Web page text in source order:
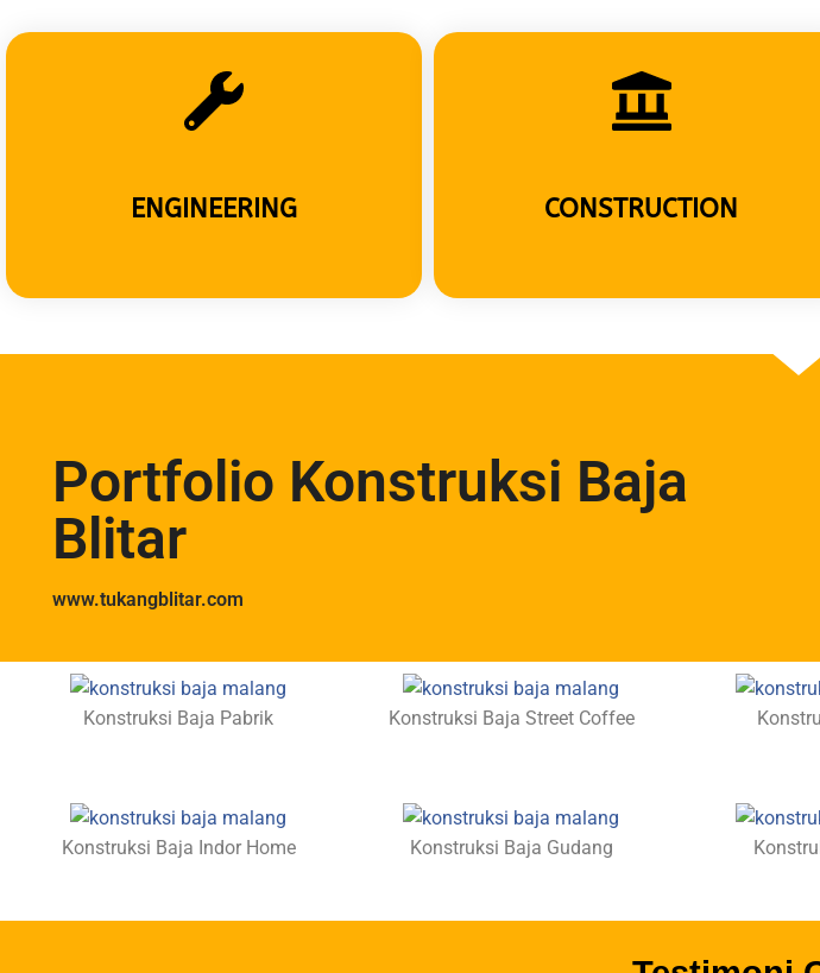
ENGINEERING CONSTRUCTION
Portfolio Konstruksi Baja
Blitar
www.tukangblitar.com
Konstruksi Baja Pabrik Konstruksi Baja Street Coffee​
Konstruksi Baja Indor Home Konstruksi Baja Gudang